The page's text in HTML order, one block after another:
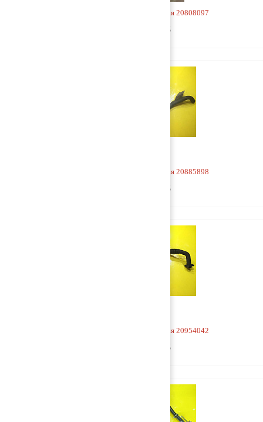
Горловина маслозаливная 20808097
2 500 руб
Горловина маслозаливная 20885898
2 500 руб
Горловина маслозаливная 20954042
2 000 руб